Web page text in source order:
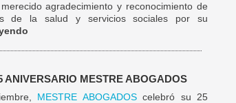
agradecimiento y reconocimiento de
de la salud y servicios sociales por su
ANIVERSARIO MESTRE ABOGADOS
MESTRE ABOGADOS celebró su 25